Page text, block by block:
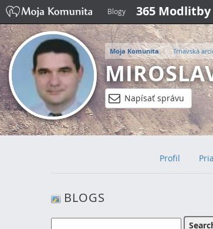
Blogy 365 Modlitby
Moja Komunita Trnavská
Napísať správu
Profil
BLOGS